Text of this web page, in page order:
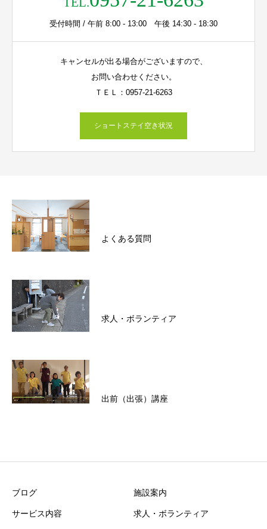
受付時間 / 午前 8:00 - 13:00 午後 14:30 - 18:30
キャンセルが出る場合がございますので、
お問い合わせください。
ＴＥＬ：0957-21-6263
ショートステイ空き状況
よくある質問
求人・ボランティア
出前（出張）講座
ブログ 施設案内
サービス内容 求人・ボランティア